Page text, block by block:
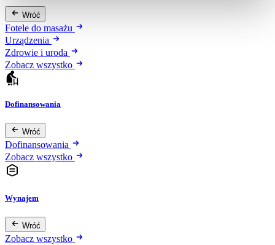
Wróć
Fotele do masażu
Urządzenia
Zdrowie i uroda
Zobacz wszystko
Dofinansowania
Wróć
Dofinansowania
Zobacz wszystko
Wynajem
Wróć
Zobacz wszystko